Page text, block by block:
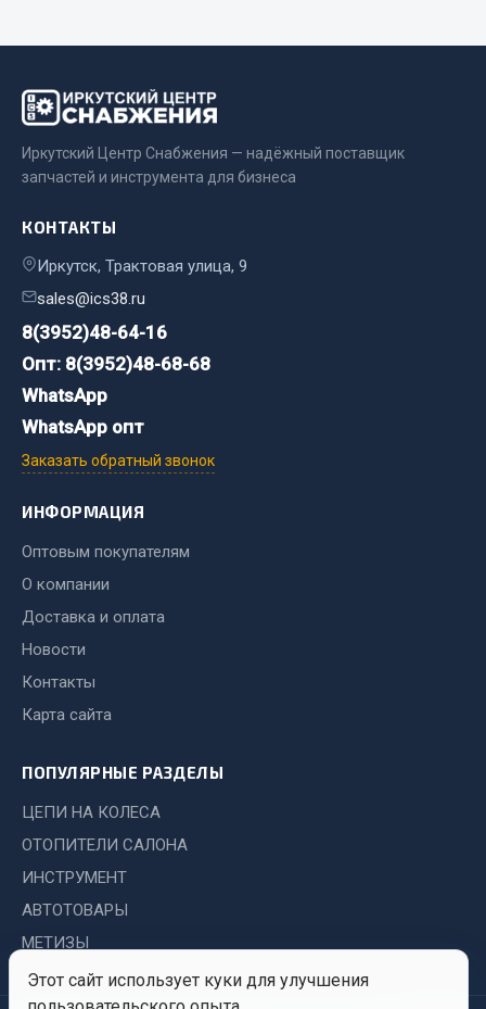
Система питания
Двери
Окно ветровое
Двигатель
Электрооборудование
Весь раздел
Запчасти Урал
Мост задний
Система питания
Система выпуска газа
Система охлаждения
Сцепление
Показать ещё
Запчасти ЯМЗ
Двигатель
Система питания
Этот сайт использует куки для улучшения
Иркутский Центр Снабжения — надёжный поставщик
запчастей и инструмента для бизнеса
КОНТАКТЫ
Иркутск, Трактовая улица, 9
sales@ics38.ru
8(3952)48-64-16
Опт: 8(3952)48-68-68
WhatsApp
WhatsApp опт
Заказать обратный звонок
ИНФОРМАЦИЯ
Оптовым покупателям
О компании
Доставка и оплата
Новости
Контакты
Карта сайта
ПОПУЛЯРНЫЕ РАЗДЕЛЫ
ЦЕПИ НА КОЛЕСА
ОТОПИТЕЛИ САЛОНА
ИНСТРУМЕНТ
АВТОТОВАРЫ
МЕТИЗЫ